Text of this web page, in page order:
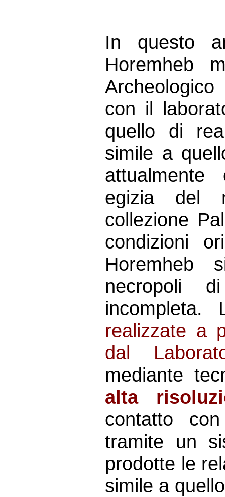
In questo
Horemheb
con il
quello di
simile a
egizia del
collezione
condizioni
Horemheb
necropoli
realizzate a
dal
mediante
alta
contatto
tramite un
prodotte le
simile a